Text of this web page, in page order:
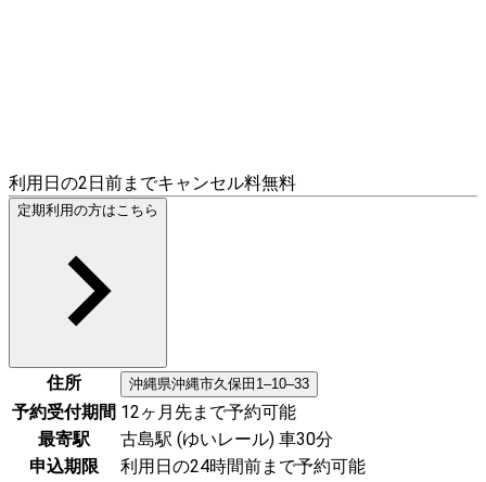
利用日の2日前までキャンセル料無料
定期利用の方はこちら
住所 沖縄県沖縄市久保田1–10–33
予約受付期間 12ヶ月先まで予約可能
最寄駅
古島駅 (ゆいレール) 車30分
申込期限
利用日の24時間前まで予約可能